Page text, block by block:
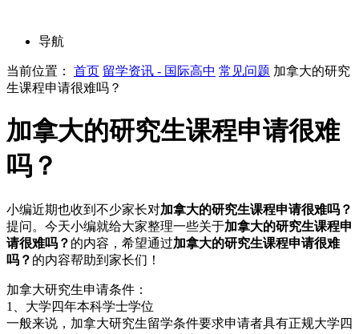
导航
当前位置： 首页 留学资讯 - 国际高中 常见问题 加拿大的研究
生课程申请很难吗？
加拿大的研究生课程申请很难
吗？
小编近期也收到不少家长对加拿大的研究生课程申请很难吗？
提问。今天小编就给大家整理一些关于加拿大的研究生课程申
请很难吗？ 的内容，希望通过加拿大的研究生课程申请很难
吗？ 的内容帮助到家长们！
加拿大研究生申请条件：
1、大学四年本科学士学位
一般来说，加拿大研究生留学条件要求申请者具有正规大学四